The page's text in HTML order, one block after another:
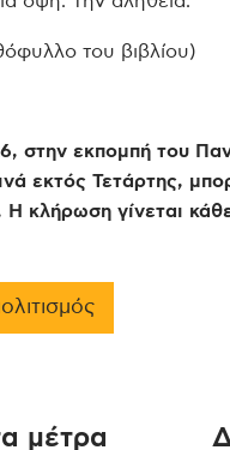
του βιβλίου)
στην εκπομπή του
εκτός Τετάρτης,
κλήρωση γίνεται
μέτρα